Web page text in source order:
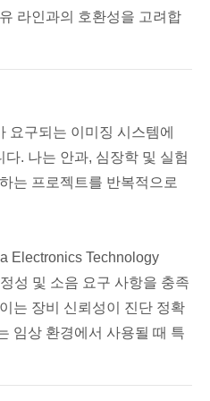
라인과의 호환성을 고려합
요구되는 이미징 시스템에
. 나는 안과, 심장학 및 실험
는 프로젝트를 반복적으로
Electronics Technology
성 및 소음 요구 사항을 충족
는 장비 신뢰성이 진단 정확
임상 환경에서 사용될 때 특